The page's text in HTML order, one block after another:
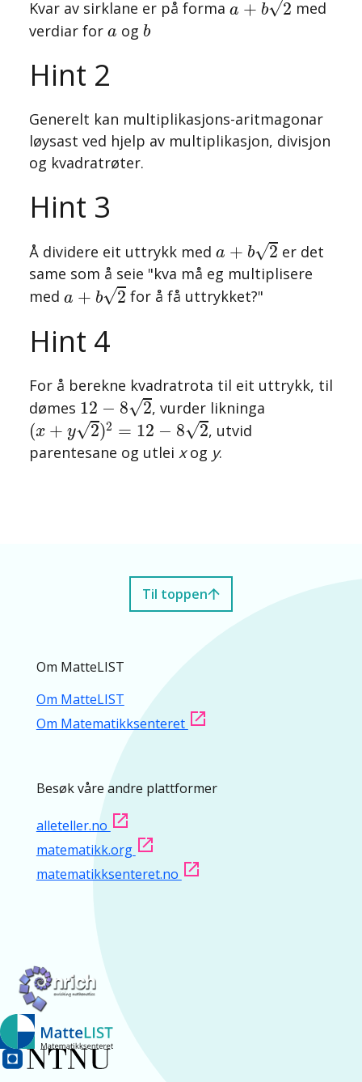
Kvar av sirklane er på forma a + b√2 med
verdiar for a
a og b
b
Hint 2
Generelt kan multiplikasjons-aritmagonar
løysast ved hjelp av multiplikasjon, divisjon
og kvadratrøter.
Hint 3
Å dividere eit uttrykk med a + b√2
2
er det
same som å seie "kva må eg multiplisere
med a + b√2
a+b2 for å få uttrykket?"
Hint 4
For å berekne kvadratrota til eit uttrykk, til
dømes 12 − 8√2
12−82 , vurder likninga
(x + y√2)2 = 12 − 8√2
(x+y2) 2=12 −82
, utvid
parentesane og utlei xog y.
Til toppen
Om MatteLIST
Om MatteLIST
Om Matematikksenteret
Besøk våre andre plattformer
alleteller.no
matematikk.org
matematikksenteret.no